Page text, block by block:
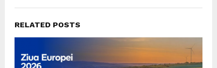
RELATED POSTS